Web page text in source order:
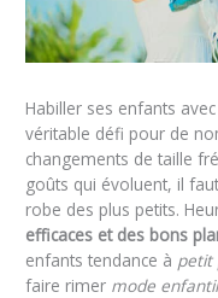
Habiller ses enfants
véritable défi pour de
changements de taille
goûts qui évoluent, il
robe des plus petits.
efficaces et des bons
enfants tendance à petit
faire rimer mode